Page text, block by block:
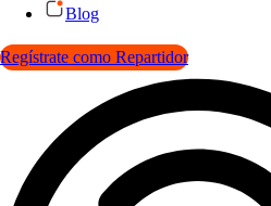
Blog
Regístrate como Repartidor